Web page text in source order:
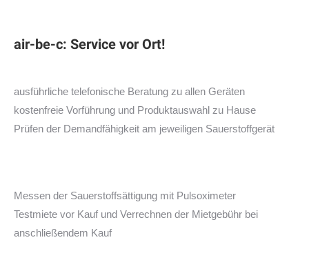
air-be-c: Service vor Ort!
ausführliche telefonische Beratung zu allen Geräten
kostenfreie Vorführung und Produktauswahl zu Hause
Prüfen der Demandfähigkeit am jeweiligen Sauerstoffgerät
Messen der Sauerstoffsättigung mit Pulsoximeter
Testmiete vor Kauf und Verrechnen der Mietgebühr bei
anschließendem Kauf